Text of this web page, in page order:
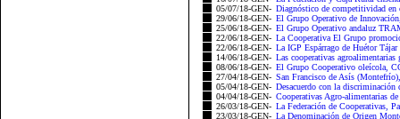
05/07/18-GEN- Diagnóstico de competitividad en
29/06/18-GEN- El Grupo Operativo de
25/06/18-GEN- El Grupo Operativo andaluz
22/06/18-GEN- La Cooperativa El Grupo
22/06/18-GEN- La IGP Espárrago de Huétor
14/06/18-GEN- Las cooperativas
08/06/18-GEN- El Grupo Cooperativo oleícola,
27/04/18-GEN- San Francisco de Asís
05/04/18-GEN- Desacuerdo con la
04/04/18-GEN- Cooperativas Agro-alimentarias
26/03/18-GEN- La Federación de Cooperativas,
23/03/18-GEN- La Denominación de Origen